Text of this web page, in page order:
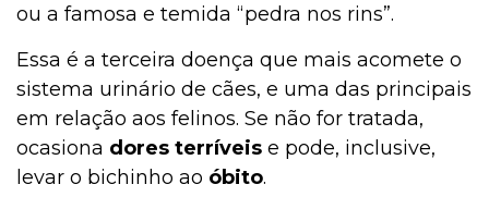
ou a famosa e temida “pedra nos rins”.
Essa é a terceira doença que mais acomete o
sistema urinário de cães, e uma das principais
em relação aos felinos. Se não for tratada,
ocasiona dores terríveis e pode, inclusive,
levar o bichinho ao óbito.